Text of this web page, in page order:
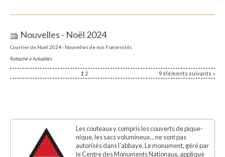
Les couteaux y compris les couverts de pique-
nique, les sacs volumineux… ne sont pas
autorisés dans l'abbaye. Le monument, géré par
le Centre des Monuments Nationaux, applique
Nouvelles - Noël 2024
Courrier de Noël 2024 - Nouvelles de nos Fraternités
Rattaché àActualités
9 éléments suivants »
1 2